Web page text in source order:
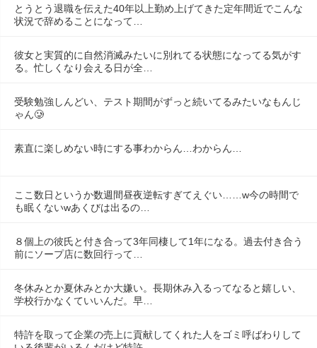
とうとう退職を伝えた40年以上勤め上げてきた定年間近でこんな
状況で辞めることになって…
彼女と実質的に自然消滅みたいに別れてる状態になってる気がす
る。忙しくなり会える日が全…
受験勉強しんどい、テスト期間がずっと続いてるみたいなもんじ
ゃん🥲
素直に楽しめない時にする事わからん…わからん…
ここ数日というか数週間昼夜逆転すぎてえぐい……w今の時間で
も眠くないwあくびは出るの…
８個上の彼氏と付き合って3年同棲して1年になる。過去付き合う
前にソープ店に数回行って…
冬休みとか夏休みとか大嫌い。長期休み入るってなると嬉しい、
学校行かなくていいんだ。早…
特許を取って企業の売上に貢献してくれた人をゴミ呼ばわりして